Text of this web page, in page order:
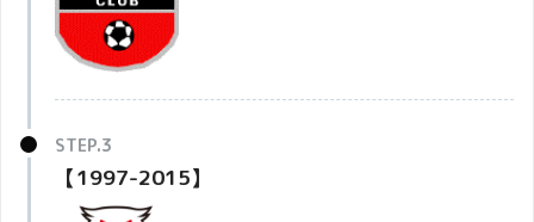
【1997-2015】